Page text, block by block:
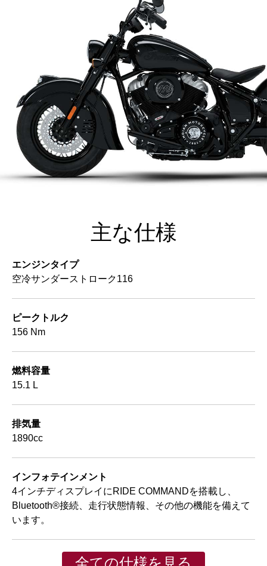
主な仕様
エンジンタイプ
空冷サンダーストローク116
ピークトルク
156 Nm
燃料容量
15.1 L
排気量
1890cc
インフォテインメント
4インチディスプレイにRIDE COMMANDを搭載し、
Bluetooth®接続、走行状態情報、その他の機能を備えて
います。